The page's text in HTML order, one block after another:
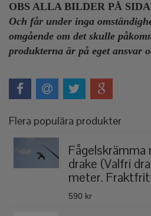
OBS ALLA BILDER PÅ
Och får under inga
omgående om det skulle
produkterna är på eget ansvar
Flera populära produkter
Fågelskrämma
drake (Valfri
meter.
590 kr